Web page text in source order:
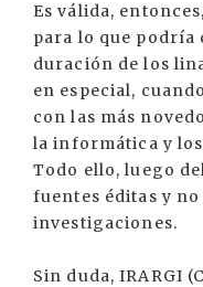
Es válida,
para lo que podría
duración de los
en especial,
con las más
la informática y
Todo ello, luego
fuentes éditas y
investigaciones.
Sin duda, IRARGI